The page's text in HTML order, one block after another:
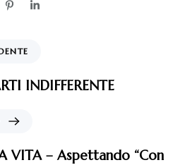
INDIFFERENTE
VITA – Aspettando “Con